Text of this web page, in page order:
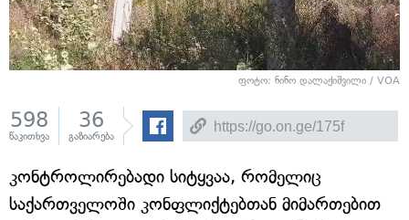
ფოტო: ნინო დალაქიშვილი / VOA
598
წაკითხვა
36
გაზიარება
კონტროლირებადი სიტყვაა, რომელიც
საქართველოში კონფლიქტებთან მიმართებით